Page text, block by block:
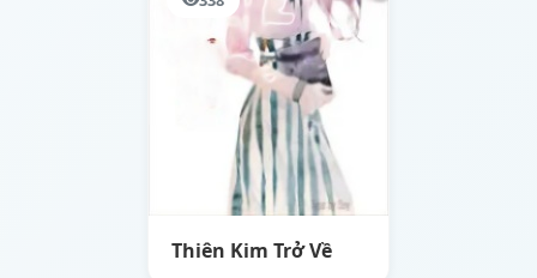
Thiên Kim Trở Về